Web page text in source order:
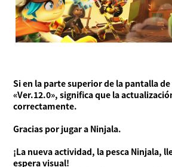
Si en la parte superior de la pantalla
«Ver.12.0», significa que la
correctamente.
Gracias por jugar a Ninjala.
¡La nueva actividad, la pesca Ninjala,
espera visual!